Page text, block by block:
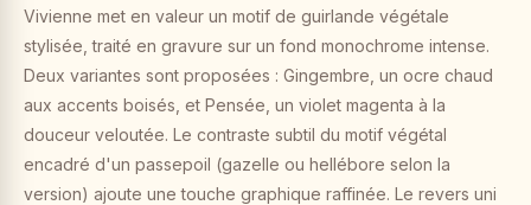
Vivienne met en valeur un motif de guirlande végétale
stylisée, traité en gravure sur un fond monochrome intense.
Deux variantes sont proposées : Gingembre, un ocre chaud
aux accents boisés, et Pensée, un violet magenta à la
douceur veloutée. Le contraste subtil du motif végétal
encadré d'un passepoil (gazelle ou hellébore selon la
version) ajoute une touche graphique raffinée. Le revers uni